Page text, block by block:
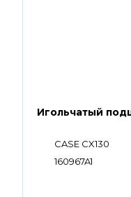
Игольчатый
CASE CX130
160967A1